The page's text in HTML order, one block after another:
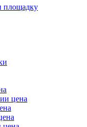
площадку
цена